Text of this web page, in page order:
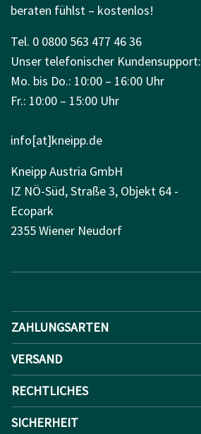
beraten fühlst – kostenlos!
Tel. 0 0800 563 477 46 36
Unser telefonischer Kundensupport:
Mo. bis Do.: 10:00 – 16:00 Uhr
Fr.: 10:00 – 15:00 Uhr
info[at]kneipp.de
Kneipp Austria GmbH
IZ NÖ-Süd, Straße 3, Objekt 64 -
Ecopark
2355 Wiener Neudorf
ZAHLUNGSARTEN
VERSAND
RECHTLICHES
SICHERHEIT